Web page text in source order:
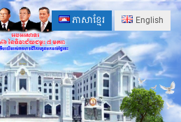
ភាសាខ្មែរ English